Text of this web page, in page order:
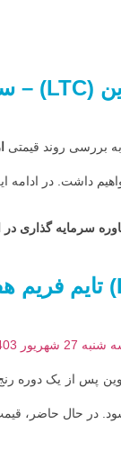
(LTC)
–
بررسی روند قیمتی
داشت. در ادامه
سرمایه گذاری در
تایم فریم
و نوسانات محدودی را تجربه کرده است. از نظر